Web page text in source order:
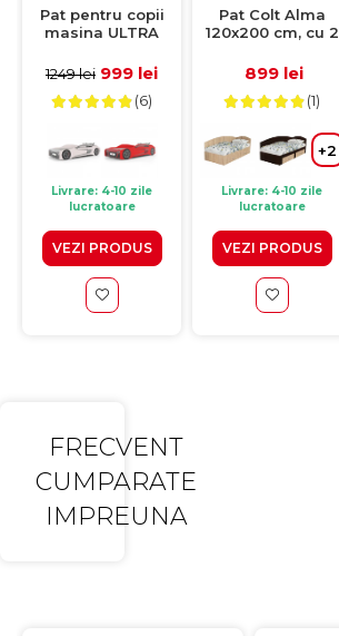
Pat pentru copii
masina ULTRA
cm
1249 lei 999 lei
(6)
Livrare: 4-10 zile
lucratoare
VEZI PRODUS
Pat Colt Alma
120x200 cm, cu 2
role, colt
pin antichizat
899 lei
(1)
+2
Livrare: 4-10 zile
lucratoare
VEZI PRODUS
FRECVENT
CUMPARATE
IMPREUNA